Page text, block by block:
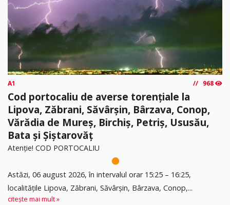
A1 968
Cod portocaliu de averse torențiale la
Lipova, Zăbrani, Săvârșin, Bârzava, Conop,
Vărădia de Mureș, Birchiș, Petriș, Ususău,
Bata și Șiștarovăț
Atenție! COD PORTOCALIU
Astăzi, 06 august 2026, în intervalul orar 15:25 – 16:25,
localitățile Lipova, Zăbrani, Săvârșin, Bârzava, Conop,...
citește mai mult »